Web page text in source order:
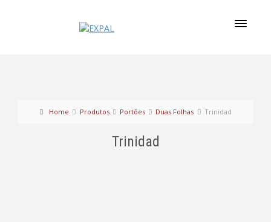
Home Produtos Portões Duas Folhas Trinidad
Trinidad